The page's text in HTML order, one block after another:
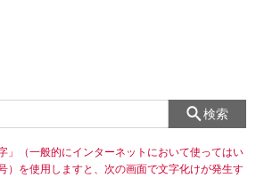
検索
」（一般的にインターネットにおいて使ってはい
）を使用しますと、次の画面で文字化けが発生す